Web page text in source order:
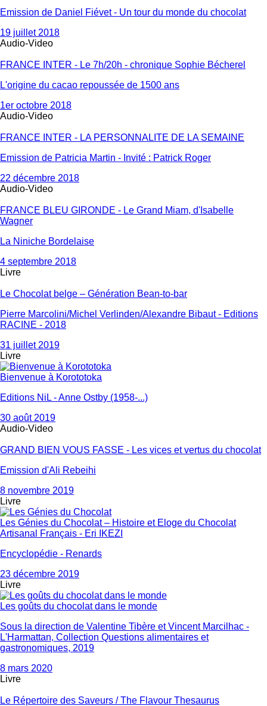
Emission de Daniel Fiévet - Un tour du monde du chocolat
19 juillet 2018
Audio-Video
FRANCE INTER - Le 7h/20h - chronique Sophie Bécherel
L'origine du cacao repoussée de 1500 ans
1er octobre 2018
Audio-Video
FRANCE INTER - LA PERSONNALITE DE LA SEMAINE
Emission de Patricia Martin - Invité : Patrick Roger
22 décembre 2018
Audio-Video
FRANCE BLEU GIRONDE - Le Grand Miam, d'Isabelle
Wagner
La Niniche Bordelaise
4 septembre 2018
Livre
Le Chocolat belge – Génération Bean-to-bar
Pierre Marcolini/Michel Verlinden/Alexandre Bibaut - Editions
RACINE - 2018
31 juillet 2019
Livre
Bienvenue à Korototoka
Editions NiL - Anne Ostby (1958-...)
30 août 2019
Audio-Video
GRAND BIEN VOUS FASSE - Les vices et vertus du chocolat
Emission d'Ali Rebeihi
8 novembre 2019
Livre
Les Génies du Chocolat – Histoire et Eloge du Chocolat
Artisanal Français - Eri IKEZI
Encyclopédie - Renards
23 décembre 2019
Livre
Les goûts du chocolat dans le monde
Sous la direction de Valentine Tibère et Vincent Marcilhac -
L'Harmattan, Collection Questions alimentaires et
gastronomiques, 2019
8 mars 2020
Livre
Le Répertoire des Saveurs / The Flavour Thesaurus